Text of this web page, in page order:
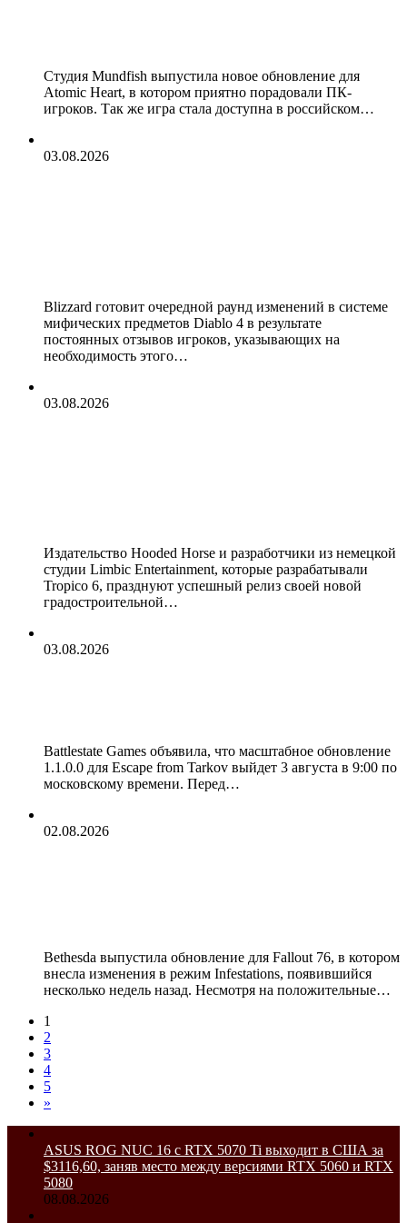
Студия Mundfish выпустила новое обновление для
Atomic Heart, в котором приятно порадовали ПК-
игроков. Так же игра стала доступна в российском…
03.08.2026
Blizzard готовит очередной раунд изменений в системе
мифических предметов Diablo 4 в результате
постоянных отзывов игроков, указывающих на
необходимость этого…
03.08.2026
Издательство Hooded Horse и разработчики из немецкой
студии Limbic Entertainment, которые разрабатывали
Tropico 6, празднуют успешный релиз своей новой
градостроительной…
03.08.2026
Battlestate Games объявила, что масштабное обновление
1.1.0.0 для Escape from Tarkov выйдет 3 августа в 9:00 по
московскому времени. Перед…
02.08.2026
Bethesda выпустила обновление для Fallout 76, в котором
внесла изменения в режим Infestations, появившийся
несколько недель назад. Несмотря на положительные…
1
2
3
4
5
»
ASUS ROG NUC 16 с RTX 5070 Ti выходит в США за
$3116,60, заняв место между версиями RTX 5060 и RTX
5080
08.08.2026